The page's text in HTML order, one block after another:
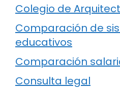
Colegio de
Comparación de
educativos
Comparación
Consulta legal